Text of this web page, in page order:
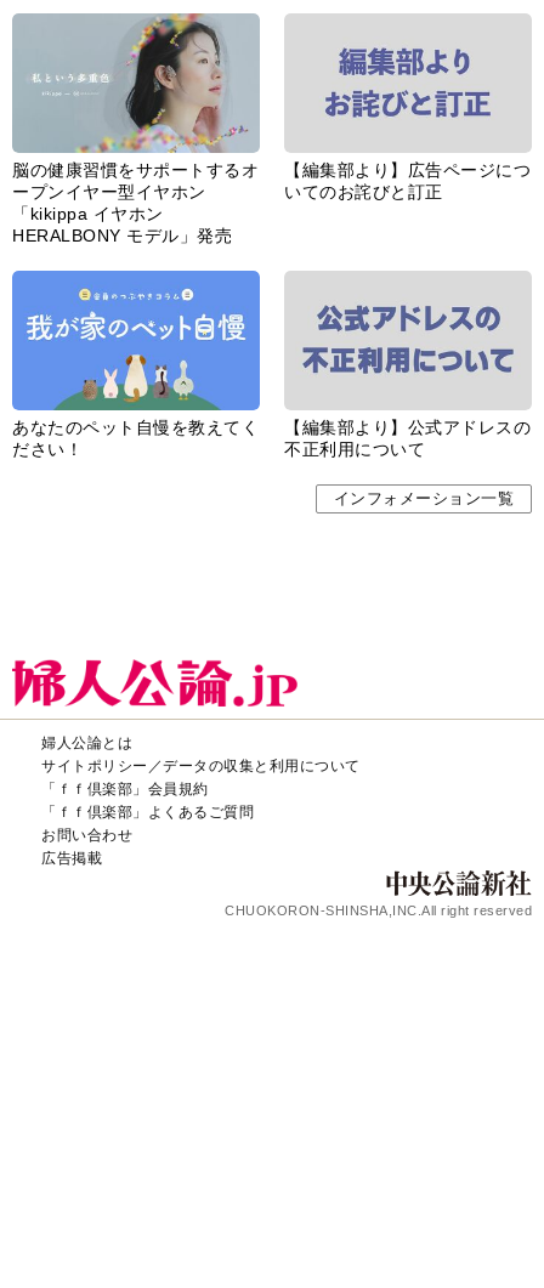
脳の健康習慣をサポートするオ
ープンイヤー型イヤホン
「kikippa イヤホン
HERALBONY モデル」発売
【編集部より】広告ページにつ
いてのお詫びと訂正
あなたのペット自慢を教えてく
ださい！
【編集部より】公式アドレスの
不正利用について
インフォメーション一覧
婦人公論とは
サイトポリシー／データの収集と利用について
「ｆｆ倶楽部」会員規約
「ｆｆ倶楽部」よくあるご質問
お問い合わせ
広告掲載
CHUOKORON-SHINSHA,INC.All right reserved